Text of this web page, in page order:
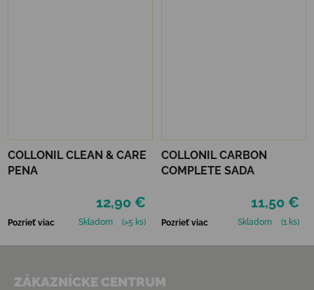
COLLONIL CLEAN & CARE
PENA
12,90 €
Pozrieť viac Skladom (>5 ks)
COLLONIL CARBON
COMPLETE SADA
11,50 €
Pozrieť viac Skladom (1 ks)
ZÁKAZNÍCKE CENTRUM